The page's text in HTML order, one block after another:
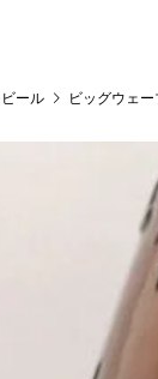
ビール ビッグウェ